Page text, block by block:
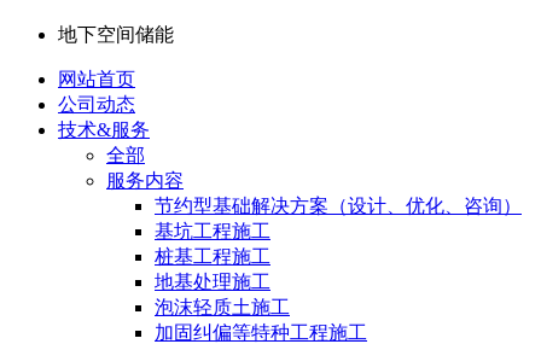
地下空间储能
网站首页
公司动态
技术&服务
全部
服务内容
节约型基础解决方案（设计、优化、咨询）
基坑工程施工
桩基工程施工
地基处理施工
泡沫轻质土施工
加固纠偏等特种工程施工